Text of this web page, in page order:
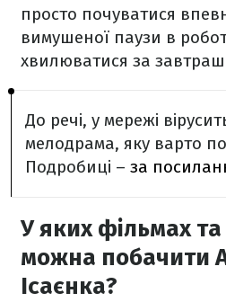
просто почуватися
вимушеної паузи в
хвилюватися за
До речі, у мережі
мелодрама, яку варто
Подробиці – за
У яких фільмах та
можна побачити
Ісаєнка?